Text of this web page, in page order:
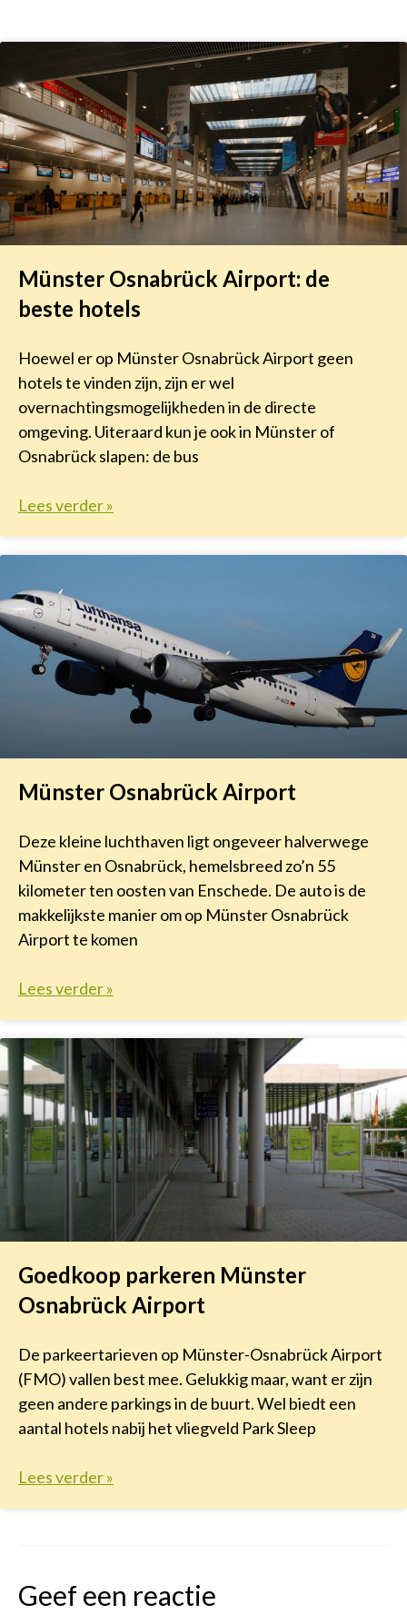
Münster Osnabrück Airport: de
beste hotels
Hoewel er op Münster Osnabrück Airport geen
hotels te vinden zijn, zijn er wel
overnachtingsmogelijkheden in de directe
omgeving. Uiteraard kun je ook in Münster of
Osnabrück slapen: de bus
Lees verder »
Münster Osnabrück Airport
Deze kleine luchthaven ligt ongeveer halverwege
Münster en Osnabrück, hemelsbreed zo’n 55
kilometer ten oosten van Enschede. De auto is de
makkelijkste manier om op Münster Osnabrück
Airport te komen
Lees verder »
Goedkoop parkeren Münster
Osnabrück Airport
De parkeertarieven op Münster-Osnabrück Airport
(FMO) vallen best mee. Gelukkig maar, want er zijn
geen andere parkings in de buurt. Wel biedt een
aantal hotels nabij het vliegveld Park Sleep
Lees verder »
Geef een reactie